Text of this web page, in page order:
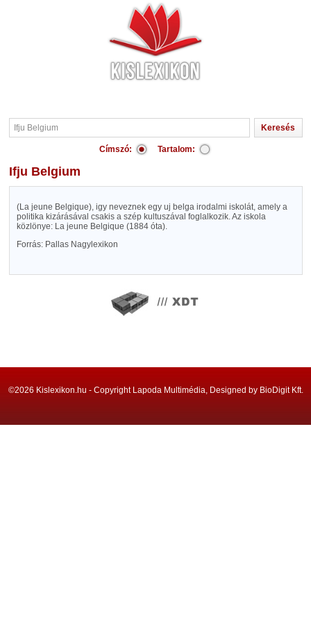
Címszó: Tartalom:
Ifju Belgium
(La jeune Belgique), igy neveznek egy uj belga irodalmi iskolát, amely a
politika kizárásával csakis a szép kultuszával foglalkozik. Az iskola
közlönye: La jeune Belgique (1884 óta).
Forrás: Pallas Nagylexikon
©2026 Kislexikon.hu - Copyright Lapoda Multimédia, Designed by BioDigit Kft.